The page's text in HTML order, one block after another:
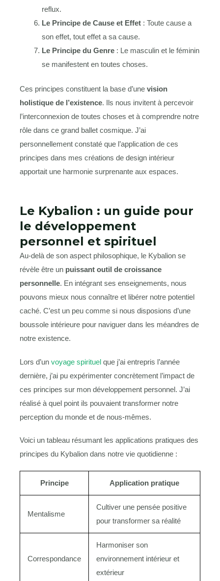
reflux.
Le Principe de Cause et Effet : Toute cause a
son effet, tout effet a sa cause.
Le Principe du Genre : Le masculin et le féminin
se manifestent en toutes choses.
Ces principes constituent la base d’une vision
holistique de l’existence. Ils nous invitent à percevoir
l’interconnexion de toutes choses et à comprendre notre
rôle dans ce grand ballet cosmique. J’ai
personnellement constaté que l’application de ces
principes dans mes créations de design intérieur
apportait une harmonie surprenante aux espaces.
Le Kybalion : un guide pour
le développement
personnel et spirituel
Au-delà de son aspect philosophique, le Kybalion se
révèle être un puissant outil de croissance
personnelle. En intégrant ses enseignements, nous
pouvons mieux nous connaître et libérer notre potentiel
caché. C’est un peu comme si nous disposions d’une
boussole intérieure pour naviguer dans les méandres de
notre existence.
Lors d’un voyage spirituel que j’ai entrepris l’année
dernière, j’ai pu expérimenter concrètement l’impact de
ces principes sur mon développement personnel. J’ai
réalisé à quel point ils pouvaient transformer notre
perception du monde et de nous-mêmes.
Voici un tableau résumant les applications pratiques des
principes du Kybalion dans notre vie quotidienne :
Principe Application pratique
Mentalisme
Cultiver une pensée positive
pour transformer sa réalité
Correspondance
Harmoniser son
environnement intérieur et
extérieur